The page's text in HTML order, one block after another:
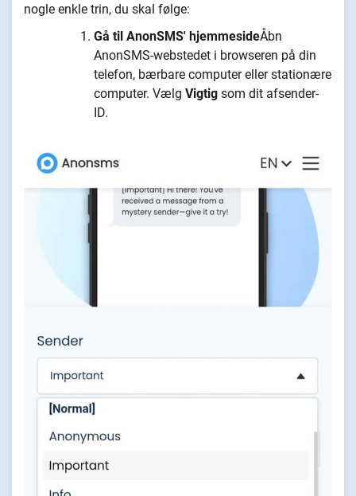
nogle enkle trin, du skal følge:
Gå til AnonSMS' hjemmesideÅbn
AnonSMS-webstedet i browseren på din
telefon, bærbare computer eller stationære
computer. Vælg Vigtig som dit afsender-
ID.